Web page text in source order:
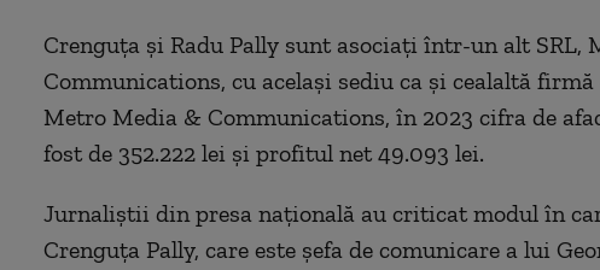
Crenguţa şi Radu Pally sunt asociaţi într-un alt SRL,
Communications, cu acelaşi sediu ca şi cealaltă
Metro Media & Communications, în 2023 cifra de
fost de 352.222 lei și profitul net 49.093 lei.
Jurnaliștii din presa națională au criticat modul în
Crenguţa Pally, care este șefa de comunicare a lui